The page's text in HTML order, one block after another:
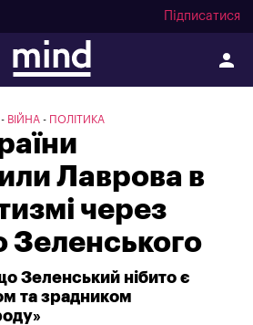
Підписатися
ВІЙНА ПОЛІТИКА
Лаврова в
через
Зеленського
Зеленський нібито є
та зрадником